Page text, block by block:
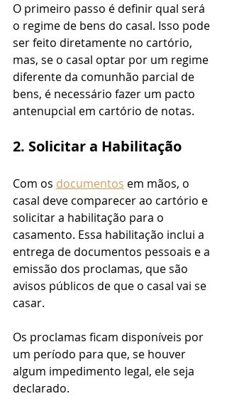
O primeiro passo é definir qual será
o regime de bens do casal. Isso pode
ser feito diretamente no cartório,
mas, se o casal optar por um regime
diferente da comunhão parcial de
bens, é necessário fazer um pacto
antenupcial em cartório de notas.
2. Solicitar a Habilitação
Com os documentos em mãos, o
casal deve comparecer ao cartório e
solicitar a habilitação para o
casamento. Essa habilitação inclui a
entrega de documentos pessoais e a
emissão dos proclamas, que são
avisos públicos de que o casal vai se
casar.
Os proclamas ficam disponíveis por
um período para que, se houver
algum impedimento legal, ele seja
declarado.